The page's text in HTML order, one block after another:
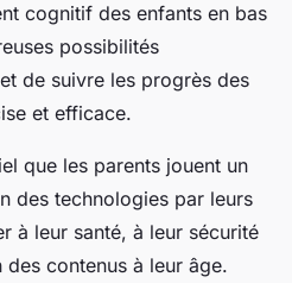
cognitif des enfants en bas
possibilités
de suivre les progrès des
et efficace.
que les parents jouent un
des technologies par leurs
à leur santé, à leur sécurité
des contenus à leur âge.